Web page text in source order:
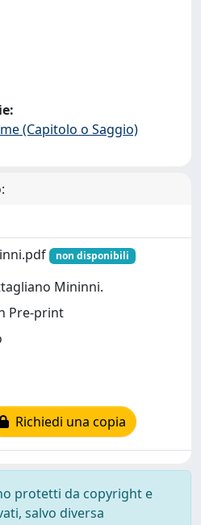
(Capitolo o Saggio)
non disponibili
Mininni.
Pre-print
Richiedi una copia
protetti da copyright e
salvo diversa